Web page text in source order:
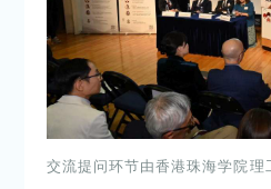
交流提问环节由香港珠海学院理